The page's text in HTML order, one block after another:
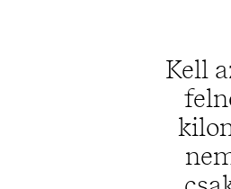
Kell